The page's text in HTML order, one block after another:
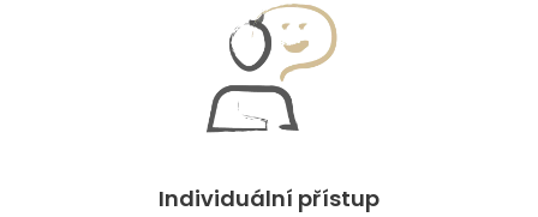
Individuální přístup